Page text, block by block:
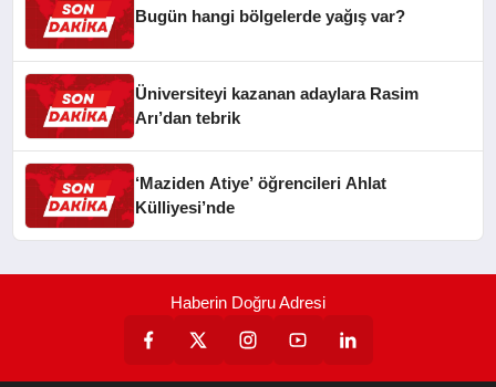
Bugün hangi bölgelerde yağış var?
Üniversiteyi kazanan adaylara Rasim
Arı’dan tebrik
‘Maziden Atiye’ öğrencileri Ahlat
Külliyesi’nde
Haberin Doğru Adresi